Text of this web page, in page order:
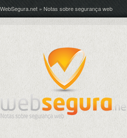
WebSegura.net » Notas sobre segurança web